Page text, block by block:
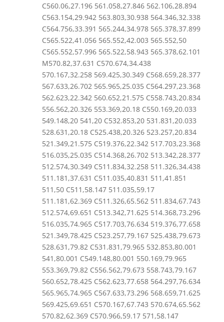
C560.06,27.196 561.058,27.846 562.106,28.894
C563.154,29.942 563.803,30.938 564.346,32.338
C564.756,33.391 565.244,34.978 565.378,37.899
C565.522,41.056 565.552,42.003 565.552,50
C565.552,57.996 565.522,58.943 565.378,62.101
M570.82,37.631 C570.674,34.438
570.167,32.258 569.425,30.349 C568.659,28.377
567.633,26.702 565.965,25.035 C564.297,23.368
562.623,22.342 560.652,21.575 C558.743,20.834
556.562,20.326 553.369,20.18 C550.169,20.033
549.148,20 541,20 C532.853,20 531.831,20.033
528.631,20.18 C525.438,20.326 523.257,20.834
521.349,21.575 C519.376,22.342 517.703,23.368
516.035,25.035 C514.368,26.702 513.342,28.377
512.574,30.349 C511.834,32.258 511.326,34.438
511.181,37.631 C511.035,40.831 511,41.851
511,50 C511,58.147 511.035,59.17
511.181,62.369 C511.326,65.562 511.834,67.743
512.574,69.651 C513.342,71.625 514.368,73.296
516.035,74.965 C517.703,76.634 519.376,77.658
521.349,78.425 C523.257,79.167 525.438,79.673
528.631,79.82 C531.831,79.965 532.853,80.001
541,80.001 C549.148,80.001 550.169,79.965
553.369,79.82 C556.562,79.673 558.743,79.167
560.652,78.425 C562.623,77.658 564.297,76.634
565.965,74.965 C567.633,73.296 568.659,71.625
569.425,69.651 C570.167,67.743 570.674,65.562
570.82,62.369 C570.966,59.17 571,58.147